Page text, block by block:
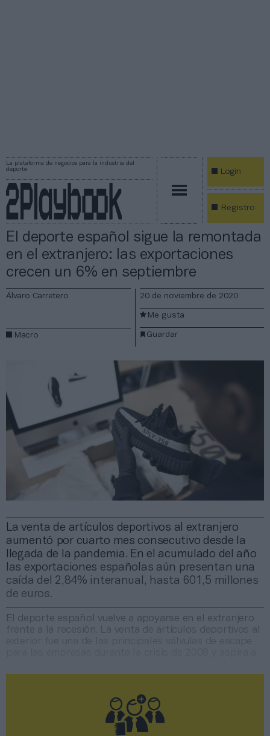
La plataforma de negocios para la industria del
deporte
Login
Registro
El deporte español sigue la remontada
en el extranjero: las exportaciones
crecen un 6% en septiembre
La venta de artículos deportivos al extranjero
aumentó por cuarto mes consecutivo desde la
llegada de la pandemia. En el acumulado del año
las exportaciones españolas aún presentan una
caída del 2,84% interanual, hasta 601,5 millones
de euros.
Álvaro Carretero
Macro
20 de noviembre de 2020
Guardar
Me gusta
El deporte español vuelve a apoyarse en el extranjero
frente a la recesión. La venta de artículos deportivos al